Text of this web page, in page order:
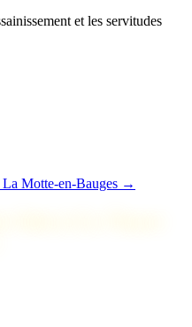
et les servitudes
La Motte-en-Bauges →